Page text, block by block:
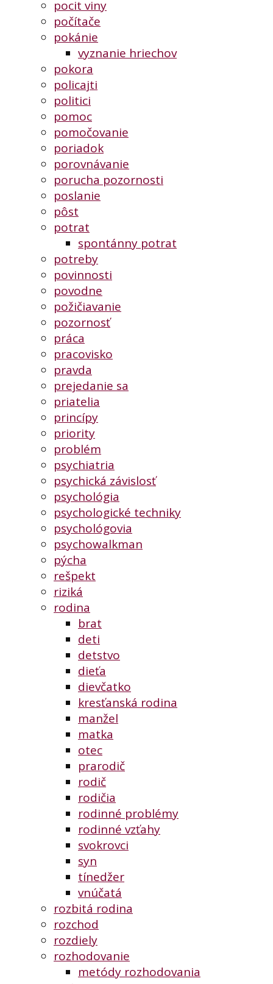
pocit viny
počítače
pokánie
vyznanie hriechov
pokora
policajti
politici
pomoc
pomočovanie
poriadok
porovnávanie
porucha pozornosti
poslanie
pôst
potrat
spontánny potrat
potreby
povinnosti
povodne
požičiavanie
pozornosť
práca
pracovisko
pravda
prejedanie sa
priatelia
princípy
priority
problém
psychiatria
psychická závislosť
psychológia
psychologické techniky
psychológovia
psychowalkman
pýcha
rešpekt
riziká
rodina
brat
deti
detstvo
dieťa
dievčatko
kresťanská rodina
manžel
matka
otec
prarodič
rodič
rodičia
rodinné problémy
rodinné vzťahy
svokrovci
syn
tínedžer
vnúčatá
rozbitá rodina
rozchod
rozdiely
rozhodovanie
metódy rozhodovania